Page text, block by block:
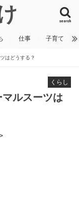
search
仕事 子育て
はどうする？
くらし
ルスーツは